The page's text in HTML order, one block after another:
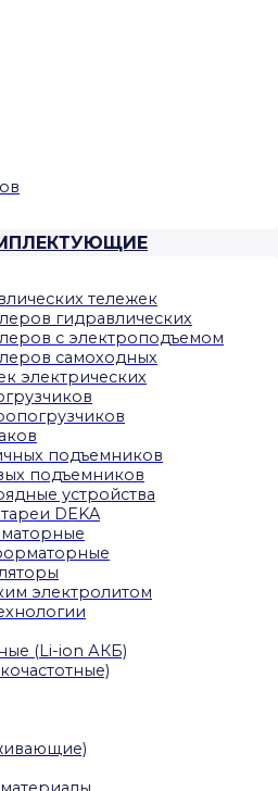
тележек
гидравлических
с электроподъемом
самоходных
электрических
подъемников
подъемников
устройства
DEKA
электролитом
(Li-ion АКБ)